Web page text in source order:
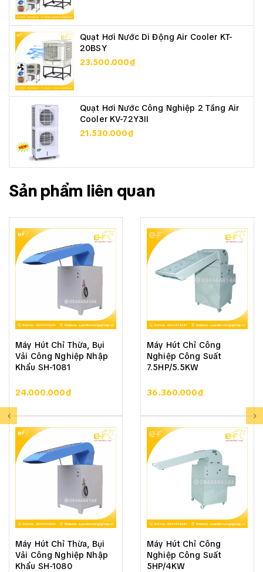
Quạt Hơi Nước Di Động Air Cooler KT-
20BSY
23.500.000₫
Quạt Hơi Nước Công Nghiệp 2 Tầng Air
Cooler KV-72Y3II
21.530.000₫
Sản phẩm liên quan
Máy Hút Chỉ Thừa, Bụi
Vải Công Nghiệp Nhập
Khẩu SH-1081
24.000.000₫
Máy Hút Chỉ Thừa, Bụi
Vải Công Nghiệp Nhập
Khẩu SH-1080
Máy Hút Chỉ Công
Nghiệp Công Suất
7.5HP/5.5KW
36.360.000₫
Máy Hút Chỉ Công
Nghiệp Công Suất
5HP/4KW